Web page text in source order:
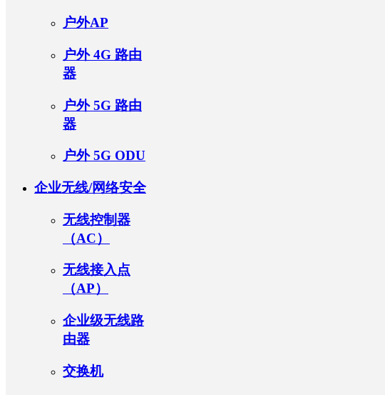
户外AP
户外 4G 路由
器
户外 5G 路由
器
户外 5G ODU
企业无线/网络安全
无线控制器
（AC）
无线接入点
（AP）
企业级无线路
由器
交换机